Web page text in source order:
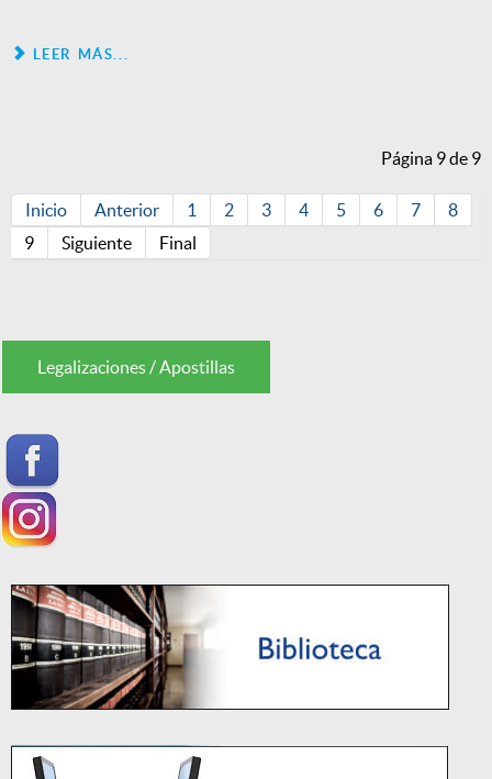
LEER MÁS...
Página 9 de 9
Inicio Anterior 1 2 3 4 5 6 7
8
9
Siguiente Final